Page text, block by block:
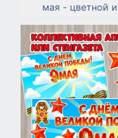
мая - цветной